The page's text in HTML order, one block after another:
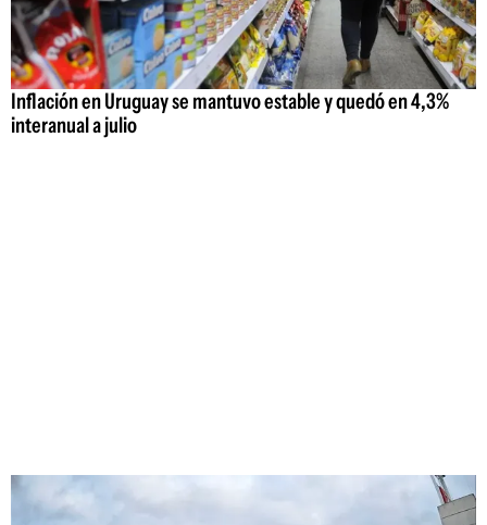
Inflación en Uruguay se mantuvo estable y quedó en 4,3%
interanual a julio